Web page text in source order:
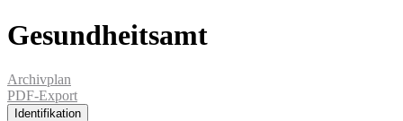
Gesundheitsamt
Archivplan
PDF-Export
Identifikation